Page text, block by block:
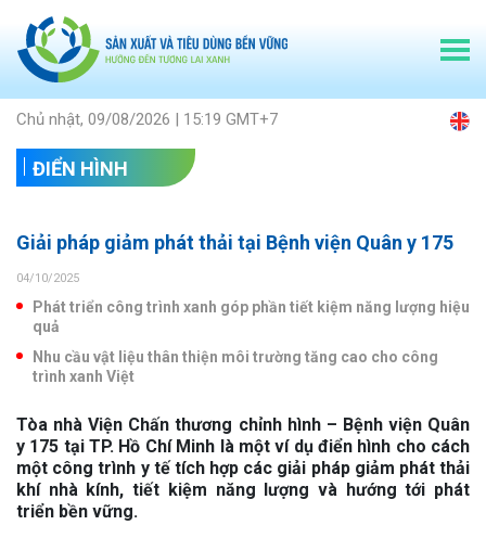
Chủ nhật, 09/08/2026 | 15:19 GMT+7
ĐIỂN HÌNH
Giải pháp giảm phát thải tại Bệnh viện Quân y 175
04/10/2025
Phát triển công trình xanh góp phần tiết kiệm năng lượng hiệu
quả
Nhu cầu vật liệu thân thiện môi trường tăng cao cho công
trình xanh Việt
Tòa nhà Viện Chấn thương chỉnh hình – Bệnh viện Quân
y 175 tại TP. Hồ Chí Minh là một ví dụ điển hình cho cách
một công trình y tế tích hợp các giải pháp giảm phát thải
khí nhà kính, tiết kiệm năng lượng và hướng tới phát
triển bền vững.